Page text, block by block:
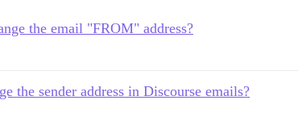
the email "FROM" address?
the sender address in Discourse emails?